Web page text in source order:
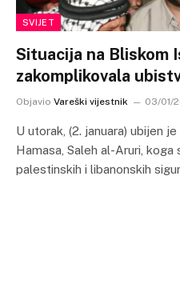
SVIJET
Situacija na Bliskom
zakomplikovala
Objavio Vareški vijestnik 03/01/
U utorak, (2. januara) ubijen
Hamasa, Saleh al-Aruri, koga
palestinskih i libanonskih